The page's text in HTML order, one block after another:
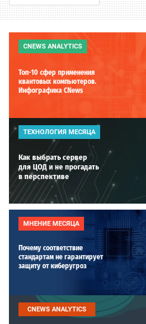
CNEWS ANALYTICS
Топ-10 сфер применения
квантовых компьютеров.
Инфографика CNews
ТЕХНОЛОГИЯ МЕСЯЦА
Как выбрать сервер
для ЦОД и не прогадать
в перспективе
МНЕНИЕ МЕСЯЦА
Почему соответствие
стандартам не гарантирует
защиту от киберугроз
CNEWS ANALYTICS